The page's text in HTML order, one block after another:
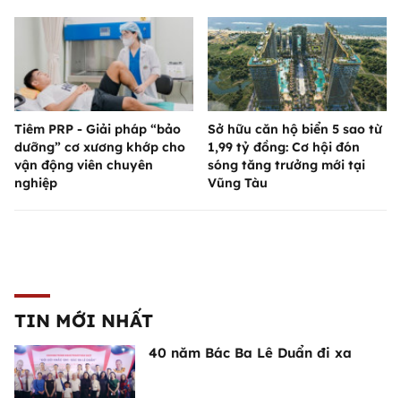
Tiêm PRP - Giải pháp “bảo
dưỡng” cơ xương khớp cho
vận động viên chuyên
nghiệp
Sở hữu căn hộ biển 5 sao từ
1,99 tỷ đồng: Cơ hội đón
sóng tăng trưởng mới tại
Vũng Tàu
TIN MỚI NHẤT
40 năm Bác Ba Lê Duẩn đi xa